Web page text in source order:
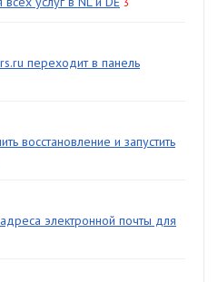
переходит в панель
восстановление и запустить
электронной почты для